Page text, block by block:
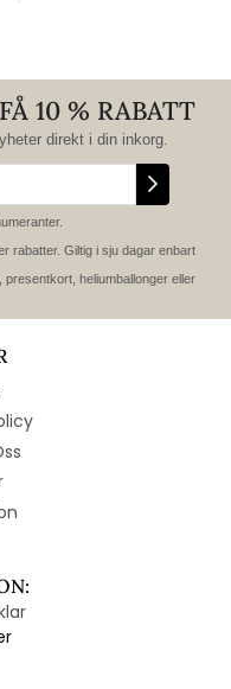
10 % RABATT
direkt i din inkorg.
rabatter. Giltig i sju dagar enbart
presentkort, heliumballonger eller